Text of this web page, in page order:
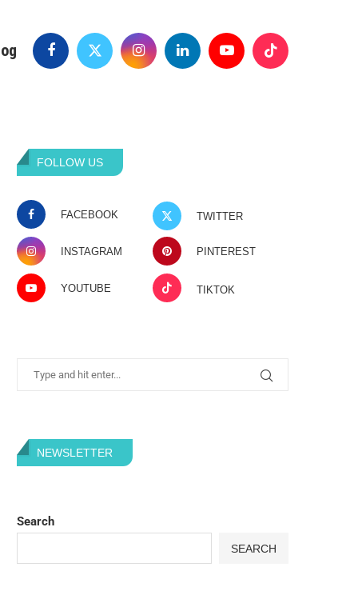
FOLLOW US
FACEBOOK TWITTER
INSTAGRAM PINTEREST
YOUTUBE TIKTOK
NEWSLETTER
Search
SEARCH